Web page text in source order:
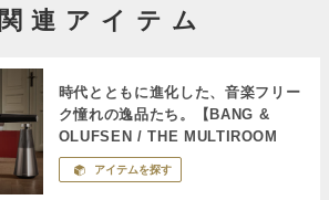
関連アイテム
時代とともに進化した、音楽フリー
ク憧れの逸品たち。【BANG &
OLUFSEN / THE MULTIROOM
COLLECTION】
アイテムを探す